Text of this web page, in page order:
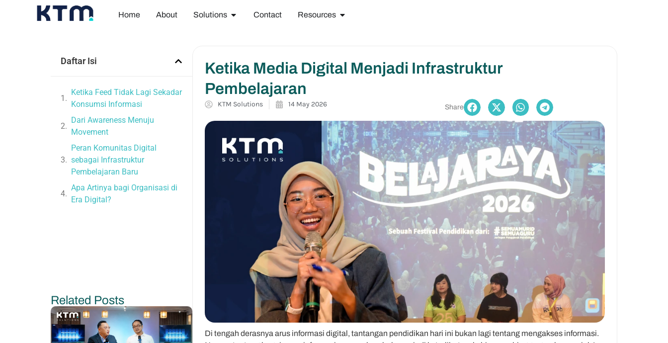
Home About Solutions Contact Resources
Daftar Isi
Ketika Feed Tidak Lagi Sekadar
Konsumsi Informasi
Dari Awareness Menuju
Movement
Peran Komunitas Digital
sebagai Infrastruktur
Pembelajaran Baru
Apa Artinya bagi Organisasi di
Era Digital?
Related Posts
Ketika Media Digital Menjadi Infrastruktur
Pembelajaran
KTM Solutions 14 May 2026 Share
Di tengah derasnya arus informasi digital, tantangan pendidikan hari ini bukan lagi tentang mengakses informasi.